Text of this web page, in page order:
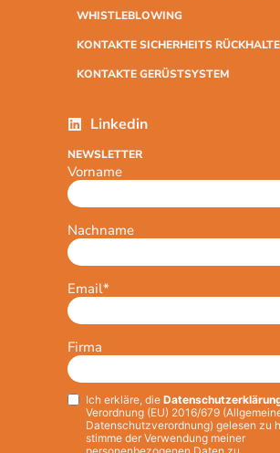
WHISTLEBLOWING
KONTAKTE SICHERHEITS
KONTAKTE GERÜSTSYSTEM
Linkedin
NEWSLETTER
Vorname
Nachname
Email*
Firma
Privacy*
Ich erkläre, die
Verordnung (EU) 2016/679
Datenschutzverordnung) gelesen zu
stimme der Verwendung meiner